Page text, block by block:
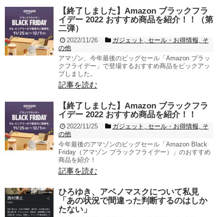
【終了しました】Amazon ブラックフラ
イデー 2022 おすすめ商品を紹介！！（第
二弾）
2022/11/26 ガジェット , セール・お得情報, そ
の他
アマゾン、今年最後のビッグセール「Amazon ブラッ
クフライデー」で登場するおすすめ商品をピックアッ
プしました。
記事を読む
【終了しました】Amazon ブラックフラ
イデー 2022 おすすめ商品を紹介！！
2022/11/25 ガジェット , セール・お得情報, そ
の他
今年最後のアマゾンのビッグセール「Amazon Black
Friday（アマゾン ブラックフライデー）」のおすすめ
商品を紹介！
記事を読む
ひろゆき、アベノマスクについて私見
「あの状況で間違った判断するのはしか
たない」